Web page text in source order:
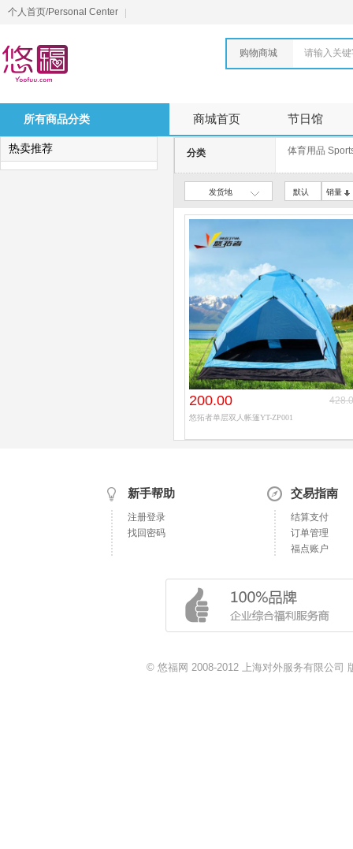
个人首页/Personal Center
购物商城 请输入关
所有商品分类 商城首页 节日馆
热卖推荐 分类 体育用品
发货地 默认 销量
200.00
悠拓者单层双人帐篷YT-ZP001
新手帮助
注册登录
找回密码
交易指南
结算支付
订单管理
福点账户
© 悠福网 2008-2012 上海对外服务有限公司